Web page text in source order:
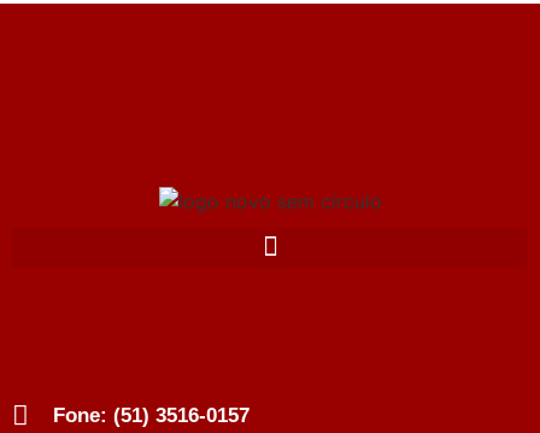
Fone: (51) 3516-0157